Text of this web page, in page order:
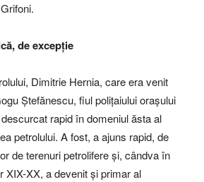
de excepție
Dimitrie Hernia, care era venit
Ștefănescu, fiul polițaiului orașului
rapid în domeniul ăsta al
petrolului. A fost, a ajuns rapid, de
de terenuri petrolifere și, cândva în
XIX-XX, a devenit și primar al